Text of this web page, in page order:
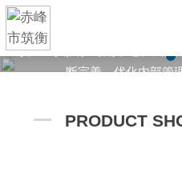
某某建筑工程有限公司，以起
PRODUCT